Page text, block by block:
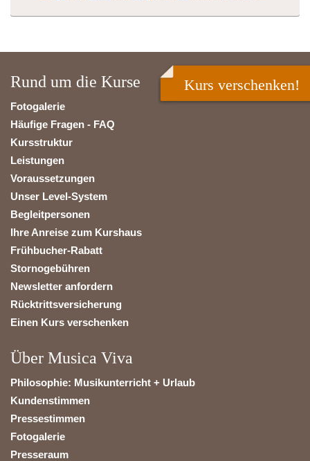
Rund um die Kurse
Fotogalerie
Häufige Fragen - FAQ
Kursstruktur
Leistungen
Voraussetzungen
Unser Level-System
Begleitpersonen
Ihre Anreise zum Kurshaus
Frühbucher-Rabatt
Stornogebühren
Newsletter anfordern
Rücktrittsversicherung
Einen Kurs verschenken
Über Musica Viva
Philosophie: Musikunterricht + Urlaub
Kundenstimmen
Pressestimmen
Fotogalerie
Presseraum
Kurs verschenken!